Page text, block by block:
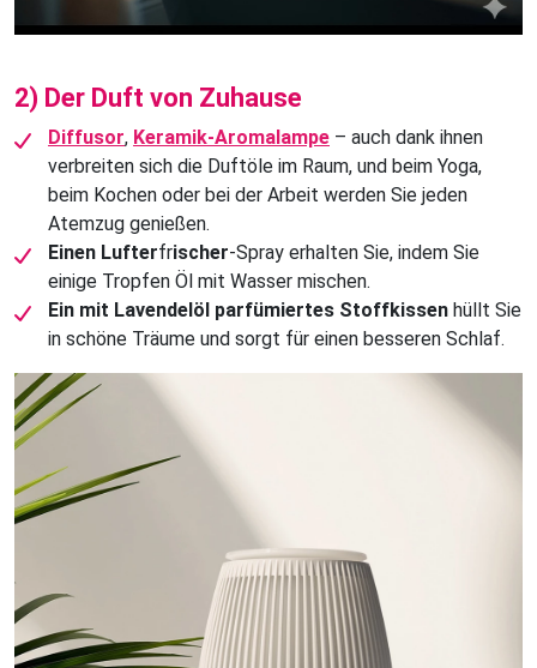
2) Der Duft von Zuhause
Diffusor, Keramik-Aromalampe – auch dank ihnen
verbreiten sich die Duftöle im Raum, und beim Yoga,
beim Kochen oder bei der Arbeit werden Sie jeden
Atemzug genießen.
Einen Lufterfrischer-Spray erhalten Sie, indem Sie
einige Tropfen Öl mit Wasser mischen.
Ein mit Lavendelöl parfümiertes Stoffkissen hüllt Sie
in schöne Träume und sorgt für einen besseren Schlaf.